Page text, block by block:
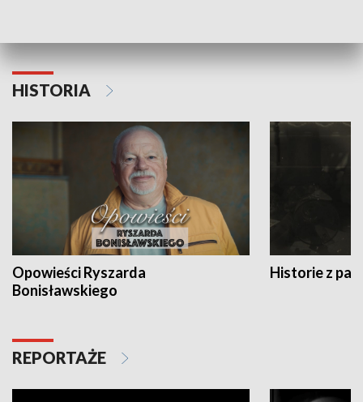
HISTORIA
Opowieści Ryszarda
Bonisławskiego
Historie z
REPORTAŻE